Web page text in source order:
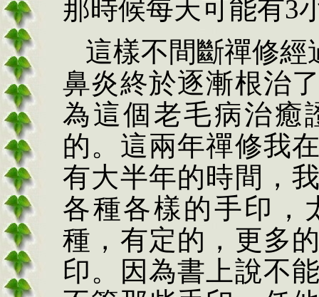
那時候每天可能有3
這樣不間斷禪修經
鼻炎終於逐漸根治
為這個老毛病治癒
的。這兩年禪修我
有大半年的時間，
各種各樣的手印，
種，有定的，更多
印。因為書上說不